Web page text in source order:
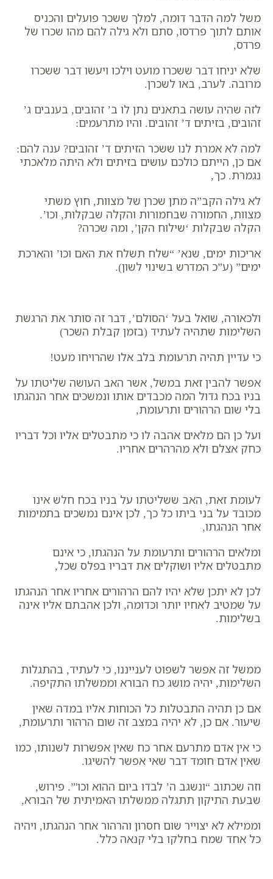
משל למה הדבר דומה, למלך ששכר פועלים והכניס
אותם לתוך פרדסו, סתם ולא גילה להם מהו שכרו של
פרדס,
שלא יניחו דבר ששכרו מועט וילכו ויעשו דבר ששכרו
מרובה. לערב, באו לשכרן.
לזה שהיה עושה בתאנים נתן לו ב’ זהובים, בענבים ג’
זהובים, בזיתים ד’ זהובים. והיו מתרעמים:
למה לא אמרת לנו ששכר הזיתים ד’ זהובים? ענה להם:
אם כן, הייתם כולכם עושים בזיתים ולא היתה מלאכתי
נגמרת. כך,
לא גילה הקב”ה מתן שכרן של מצוות, חוץ משתי
מצוות, החמורה שבחמורות והקלה שבקלות, וכו’.
הקלה שבקלות ‘שילוח הקן’, ומה שכרה?
אריכות ימים, שנא’ “שלח תשלח את האם וכו’ והארכת
ימים” (ע”כ המדרש בשינוי לשון).
ולכאורה, שואל בעל ‘הסולם’, דבר זה סותר את הרגשת
השלימות שתהיה לעתיד (בזמן קבלת השכר)
כי עדיין תהיה תרעומת בלב אלו שהרויחו מעט!
אפשר להבין זאת במשל, אשר האב העושה שליטתו על
בניו בכח גדול המה מכבדים אותו ונמשכים אחר הנהגתו
בלי שום הרהורים ותרעומת,
ועל כן הם מלאים אהבה לו כי מתבטלים אליו וכל דבריו
כחֹק אצלם ולא מהרהרים אחריו.
לעומת זאת, האב ששליטתו על בניו בכח חלש אינו
מכובד על בני ביתו כל כך, לכן אינם נמשכים בתמימות
אחר הנהגתו,
ומלאים הרהורים ותרעומת על הנהגתו, כי אינם
מתבטלים אליו ושוקלים את דבריו בפלס שכל,
לכן לא יתכן שלא יהיו להם הרהורים אחריו אחר הנהגתו
על שמטיב לאחיו יותר וכדומה, ולכן אהבתם אליו אינה
בשלימות.
ממשל זה אפשר לשפוט לענייננו, כי לעתיד, בהתגלות
השלימות, יהיה מושג כח הבורא וממשלתו התקיפה.
אם כן תהיה התבטלות כל הכוחות אליו במדה שאין
שיעור. אם כן, לא יהיה במצב זה שום הרהור ותרעומת,
כי אין אדם מתרעם אחר כח שאין אפשרות לשנותו, כמו
שאין אדם חומד דבר שאי אפשר להשיגו.
וזה שכתוב “ונשגב ה’ לבדו ביום ההוא וכו'”. פירוש,
שבעת התיקון תתגלה ממשלתו האמיתית של הבורא,
וממילא לא יצוייר שום חסרון והרהור אחר הנהגתו, ויהיה
כל אחד שמח בחלקו בלי קנאה כלל.